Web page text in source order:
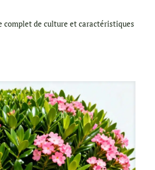
complet de culture et caractéristiques